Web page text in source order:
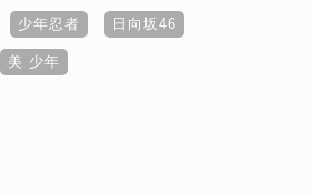
少年忍者 日向坂46
美 少年